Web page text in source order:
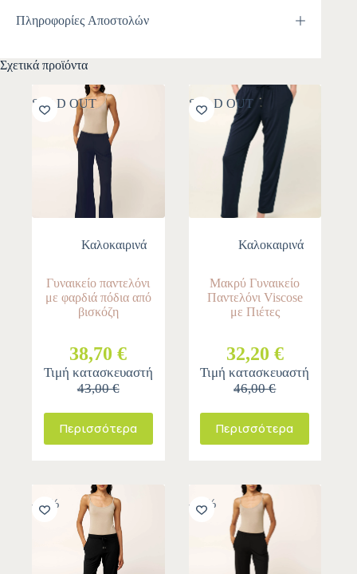
Πληροφορίες Αποστολών
Σχετικά προϊόντα
SOLD OUT
Καλοκαιρινά
Γυναικείο παντελόνι
με φαρδιά πόδια από
βισκόζη
38,70 €
Τιμή κατασκευαστή
43,00 €
Περισσότερα
SOLD OUT
Καλοκαιρινά
Μακρύ Γυναικείο
Παντελόνι Viscose
με Πιέτες
32,20 €
Τιμή κατασκευαστή
46,00 €
Περισσότερα
-10% -10%